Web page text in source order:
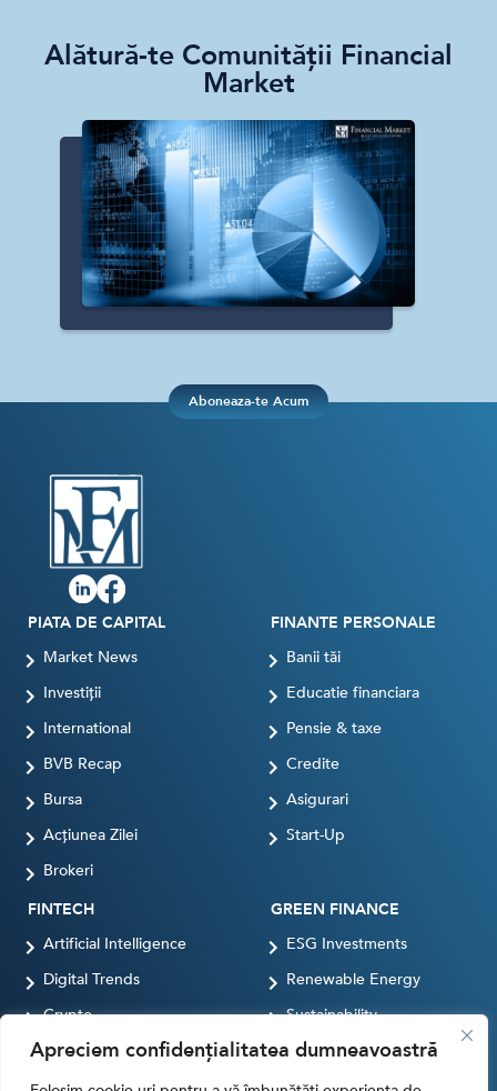
Apreciem confidențialitatea dumneavoastră
Alătură-te Comunității Financial
Market
Aboneaza-te Acum
PIATA DE CAPITAL
Market News
Investiții
International
BVB Recap
Bursa
Acțiunea Zilei
Brokeri
FINANTE PERSONALE
Banii tăi
Educatie financiara
Pensie & taxe
Credite
Asigurari
Start-Up
FINTECH
Artificial Intelligence
Digital Trends
Crypto
Digital payments
GREEN FINANCE
ESG Investments
Renewable Energy
Sustainability